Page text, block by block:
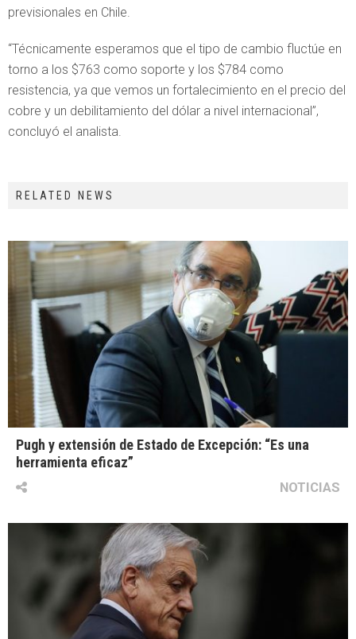
previsionales en Chile.
“Técnicamente esperamos que el tipo de cambio fluctúe en
torno a los $763 como soporte y los $784 como
resistencia, ya que vemos un fortalecimiento en el precio del
cobre y un debilitamiento del dólar a nivel internacional”,
concluyó el analista.
RELATED NEWS
Pugh y extensión de Estado de Excepción: “Es una
herramienta eficaz”
NOTICIAS